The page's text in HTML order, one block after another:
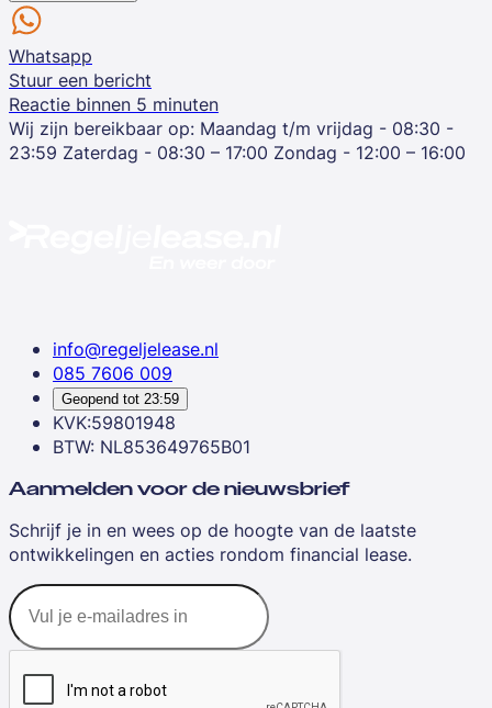
Whatsapp
Stuur een bericht
Reactie binnen 5 minuten
Wij zijn bereikbaar op: Maandag t/m vrijdag - 08:30 -
23:59 Zaterdag - 08:30 – 17:00 Zondag - 12:00 – 16:00
info@regeljelease.nl
085 7606 009
Geopend tot 23:59
KVK:59801948
BTW: NL853649765B01
Aanmelden voor de nieuwsbrief
Schrijf je in en wees op de hoogte van de laatste
ontwikkelingen en acties rondom financial lease.